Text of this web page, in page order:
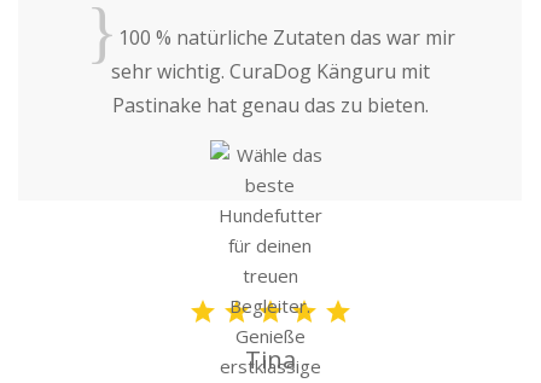
{ 100 % natürliche Zutaten das war mir
sehr wichtig. CuraDog Känguru mit
Pastinake hat genau das zu bieten.
Tina